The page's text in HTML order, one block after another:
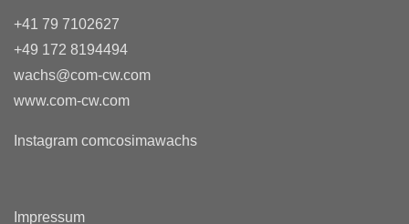
+41 79 7102627
+49 172 8194494
wachs@com-cw.com
www.com-cw.com
Instagram comcosimawachs
Impressum